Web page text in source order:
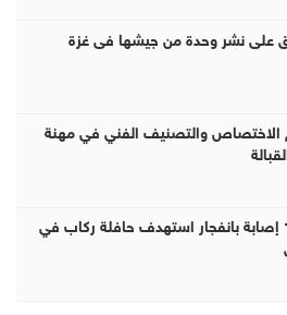
على نشر وحدة من جيشها في غزة
والتصنيف الفني في مهنة
قتيلان و 13 إصابة بانفجار استهدف حافلة ركاب في